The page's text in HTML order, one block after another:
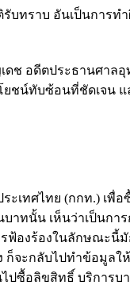
บทราบ อันเป็นการท
ดช อดีตประธานศาล
ยชน์ทับซ้อนที่ชัดเจน
เทศไทย (กกท.) เพื่
นบาทนั้น เห็นว่าเป็นก
ฟ้องร้องในลักษณะนี้มั
ก็จะกลับไปทำข้อมูลใ
ไปซื้อลิขสิทธิ์ บริการบ